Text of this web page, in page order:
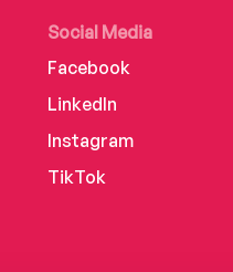
Social Media
Facebook
LinkedIn
Instagram
TikTok